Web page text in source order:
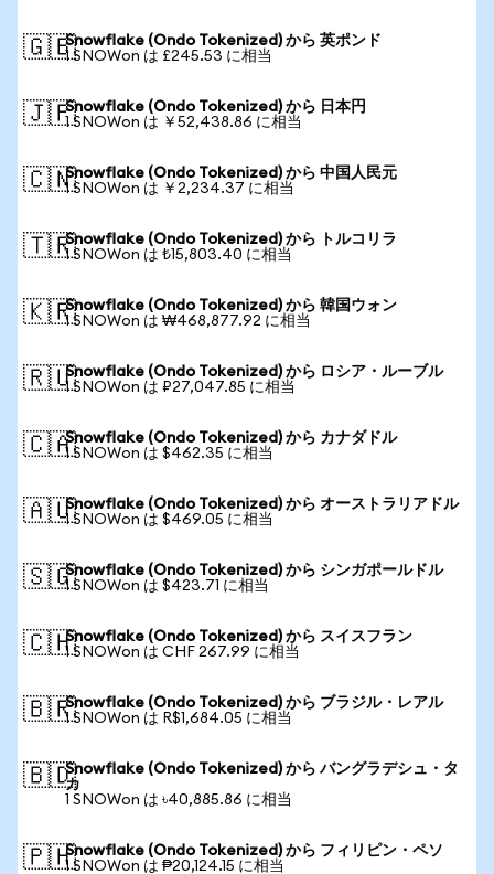
🇬🇧Snowflake (Ondo Tokenized) から 英ポンド
1 SNOWon は £245.53 に相当
🇯🇵Snowflake (Ondo Tokenized) から 日本円
1 SNOWon は ￥52,438.86 に相当
🇨🇳Snowflake (Ondo Tokenized) から 中国人民元
1 SNOWon は ￥2,234.37 に相当
🇹🇷Snowflake (Ondo Tokenized) から トルコリラ
1 SNOWon は ₺15,803.40 に相当
🇰🇷Snowflake (Ondo Tokenized) から 韓国ウォン
1 SNOWon は ₩468,877.92 に相当
🇷🇺Snowflake (Ondo Tokenized) から ロシア・ルーブル
1 SNOWon は ₽27,047.85 に相当
🇨🇦Snowflake (Ondo Tokenized) から カナダドル
1 SNOWon は $462.35 に相当
🇦🇺Snowflake (Ondo Tokenized) から オーストラリアドル
1 SNOWon は $469.05 に相当
🇸🇬Snowflake (Ondo Tokenized) から シンガポールドル
1 SNOWon は $423.71 に相当
🇨🇭Snowflake (Ondo Tokenized) から スイスフラン
1 SNOWon は CHF 267.99 に相当
🇧🇷Snowflake (Ondo Tokenized) から ブラジル・レアル
1 SNOWon は R$1,684.05 に相当
🇧🇩Snowflake (Ondo Tokenized) から バングラデシュ・タ
カ
1 SNOWon は ৳40,885.86 に相当
🇵🇭Snowflake (Ondo Tokenized) から フィリピン・ペソ
1 SNOWon は ₱20,124.15 に相当